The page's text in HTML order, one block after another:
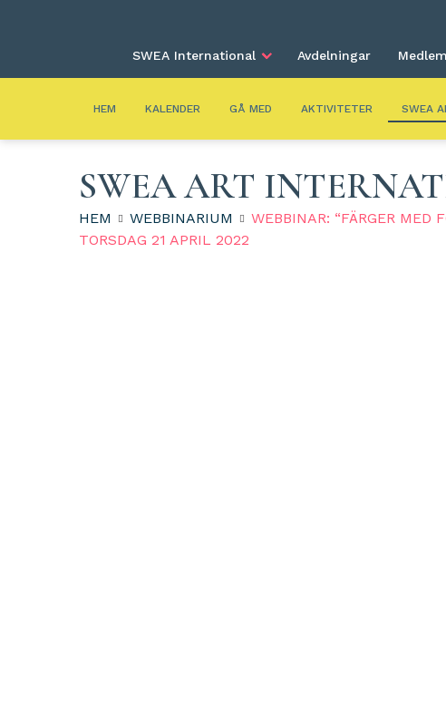
SWEA International Avdelningar
HEM KALENDER GÅ MED AKTIVITETER SWEA
SWEA ART
HEM WEBBINARIUM
WEBBINAR: “FÄRGER MED
TORSDAG 21 APRIL 2022